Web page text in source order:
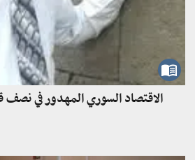
الاقتصاد السوري المهدور في نصف قرن 1960